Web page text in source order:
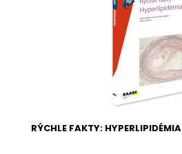
RÝCHLE FAKTY: HYPERLIPIDÉMIA